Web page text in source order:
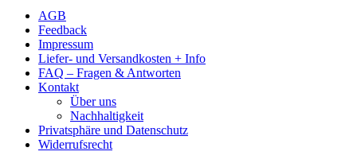
AGB
Feedback
Impressum
Liefer- und Versandkosten + Info
FAQ – Fragen & Antworten
Kontakt
Über uns
Nachhaltigkeit
Privatsphäre und Datenschutz
Widerrufsrecht